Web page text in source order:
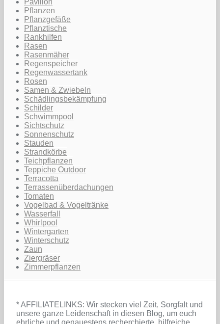
Pflanzen
Pflanzgefäße
Pflanztische
Rankhilfen
Rasen
Rasenmäher
Regenspeicher
Regenwassertank
Rosen
Samen & Zwiebeln
Schädlingsbekämpfung
Schilder
Schwimmpool
Sichtschutz
Sonnenschutz
Stauden
Strandkörbe
Teichpflanzen
Teppiche Outdoor
Terracotta
Terrassenüberdachungen
Tomaten
Vogelbad & Vogeltränke
Wasserfall
Whirlpool
Wintergarten
Winterschutz
Zaun
Ziergräser
Zimmerpflanzen
* AFFILIATELINKS: Wir stecken viel Zeit, Sorgfalt und
unsere ganze Leidenschaft in diesen Blog, um euch
ehrliche und genauestens recherchierte, hilfreiche